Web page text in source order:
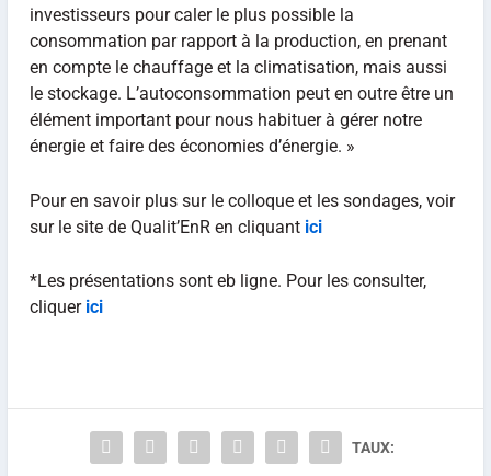
investisseurs pour caler le plus possible la
consommation par rapport à la production, en prenant
en compte le chauffage et la climatisation, mais aussi
le stockage. L’autoconsommation peut en outre être un
élément important pour nous habituer à gérer notre
énergie et faire des économies d’énergie. »
Pour en savoir plus sur le colloque et les sondages, voir
sur le site de Qualit’EnR en cliquant ici
*Les présentations sont eb ligne. Pour les consulter,
cliquer ici
TAUX: